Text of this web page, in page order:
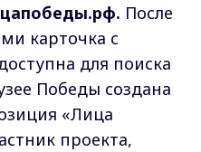
После
карточка с
для поиска
Победы создана
«Лица
проекта,